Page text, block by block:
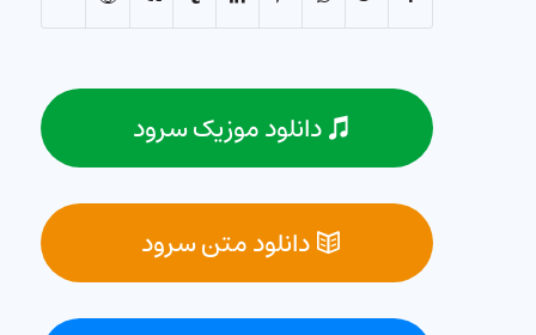
دانلود موزیک سرود
دانلود متن سرود